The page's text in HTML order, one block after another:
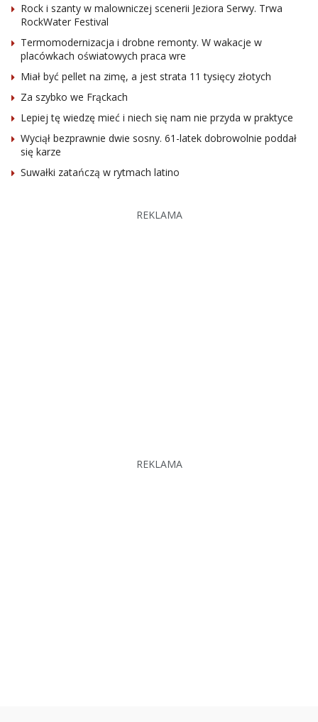
Rock i szanty w malowniczej scenerii Jeziora Serwy. Trwa
RockWater Festival
Termomodernizacja i drobne remonty. W wakacje w
placówkach oświatowych praca wre
Miał być pellet na zimę, a jest strata 11 tysięcy złotych
Za szybko we Frąckach
Lepiej tę wiedzę mieć i niech się nam nie przyda w praktyce
Wyciął bezprawnie dwie sosny. 61-latek dobrowolnie poddał
się karze
Suwałki zatańczą w rytmach latino
REKLAMA
REKLAMA